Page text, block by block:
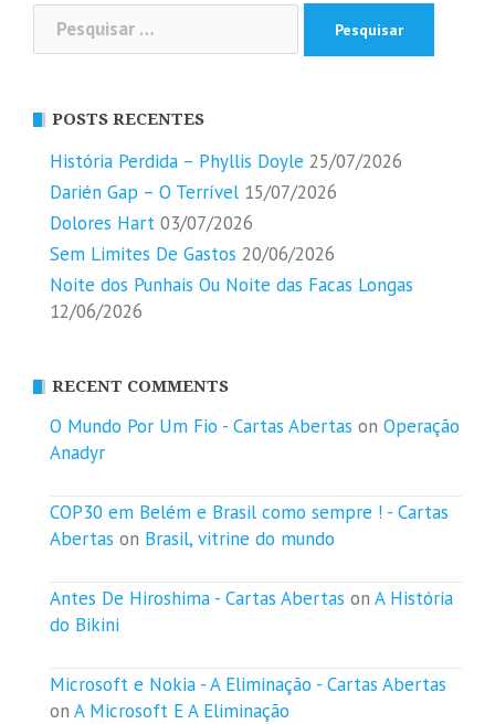
Pesquisar
por:
POSTS RECENTES
História Perdida – Phyllis Doyle 25/07/2026
Darién Gap – O Terrível 15/07/2026
Dolores Hart 03/07/2026
Sem Limites De Gastos 20/06/2026
Noite dos Punhais Ou Noite das Facas Longas
12/06/2026
RECENT COMMENTS
O Mundo Por Um Fio - Cartas Abertas on Operação
Anadyr
COP30 em Belém e Brasil como sempre ! - Cartas
Abertas on Brasil, vitrine do mundo
Antes De Hiroshima - Cartas Abertas on A História
do Bikini
Microsoft e Nokia - A Eliminação - Cartas Abertas
on A Microsoft E A Eliminação